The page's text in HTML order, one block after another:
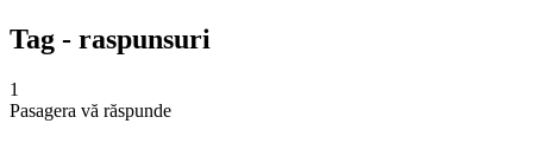
Tag - raspunsuri
1
Pasagera vă răspunde